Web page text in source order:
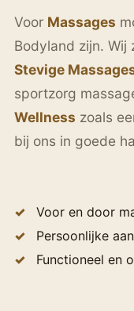
Voor Massages
Bodyland zijn. Wij
Stevige
sportzorg
Wellness zoals
bij ons in goede
Voor en door
Persoonlijke
Functioneel en